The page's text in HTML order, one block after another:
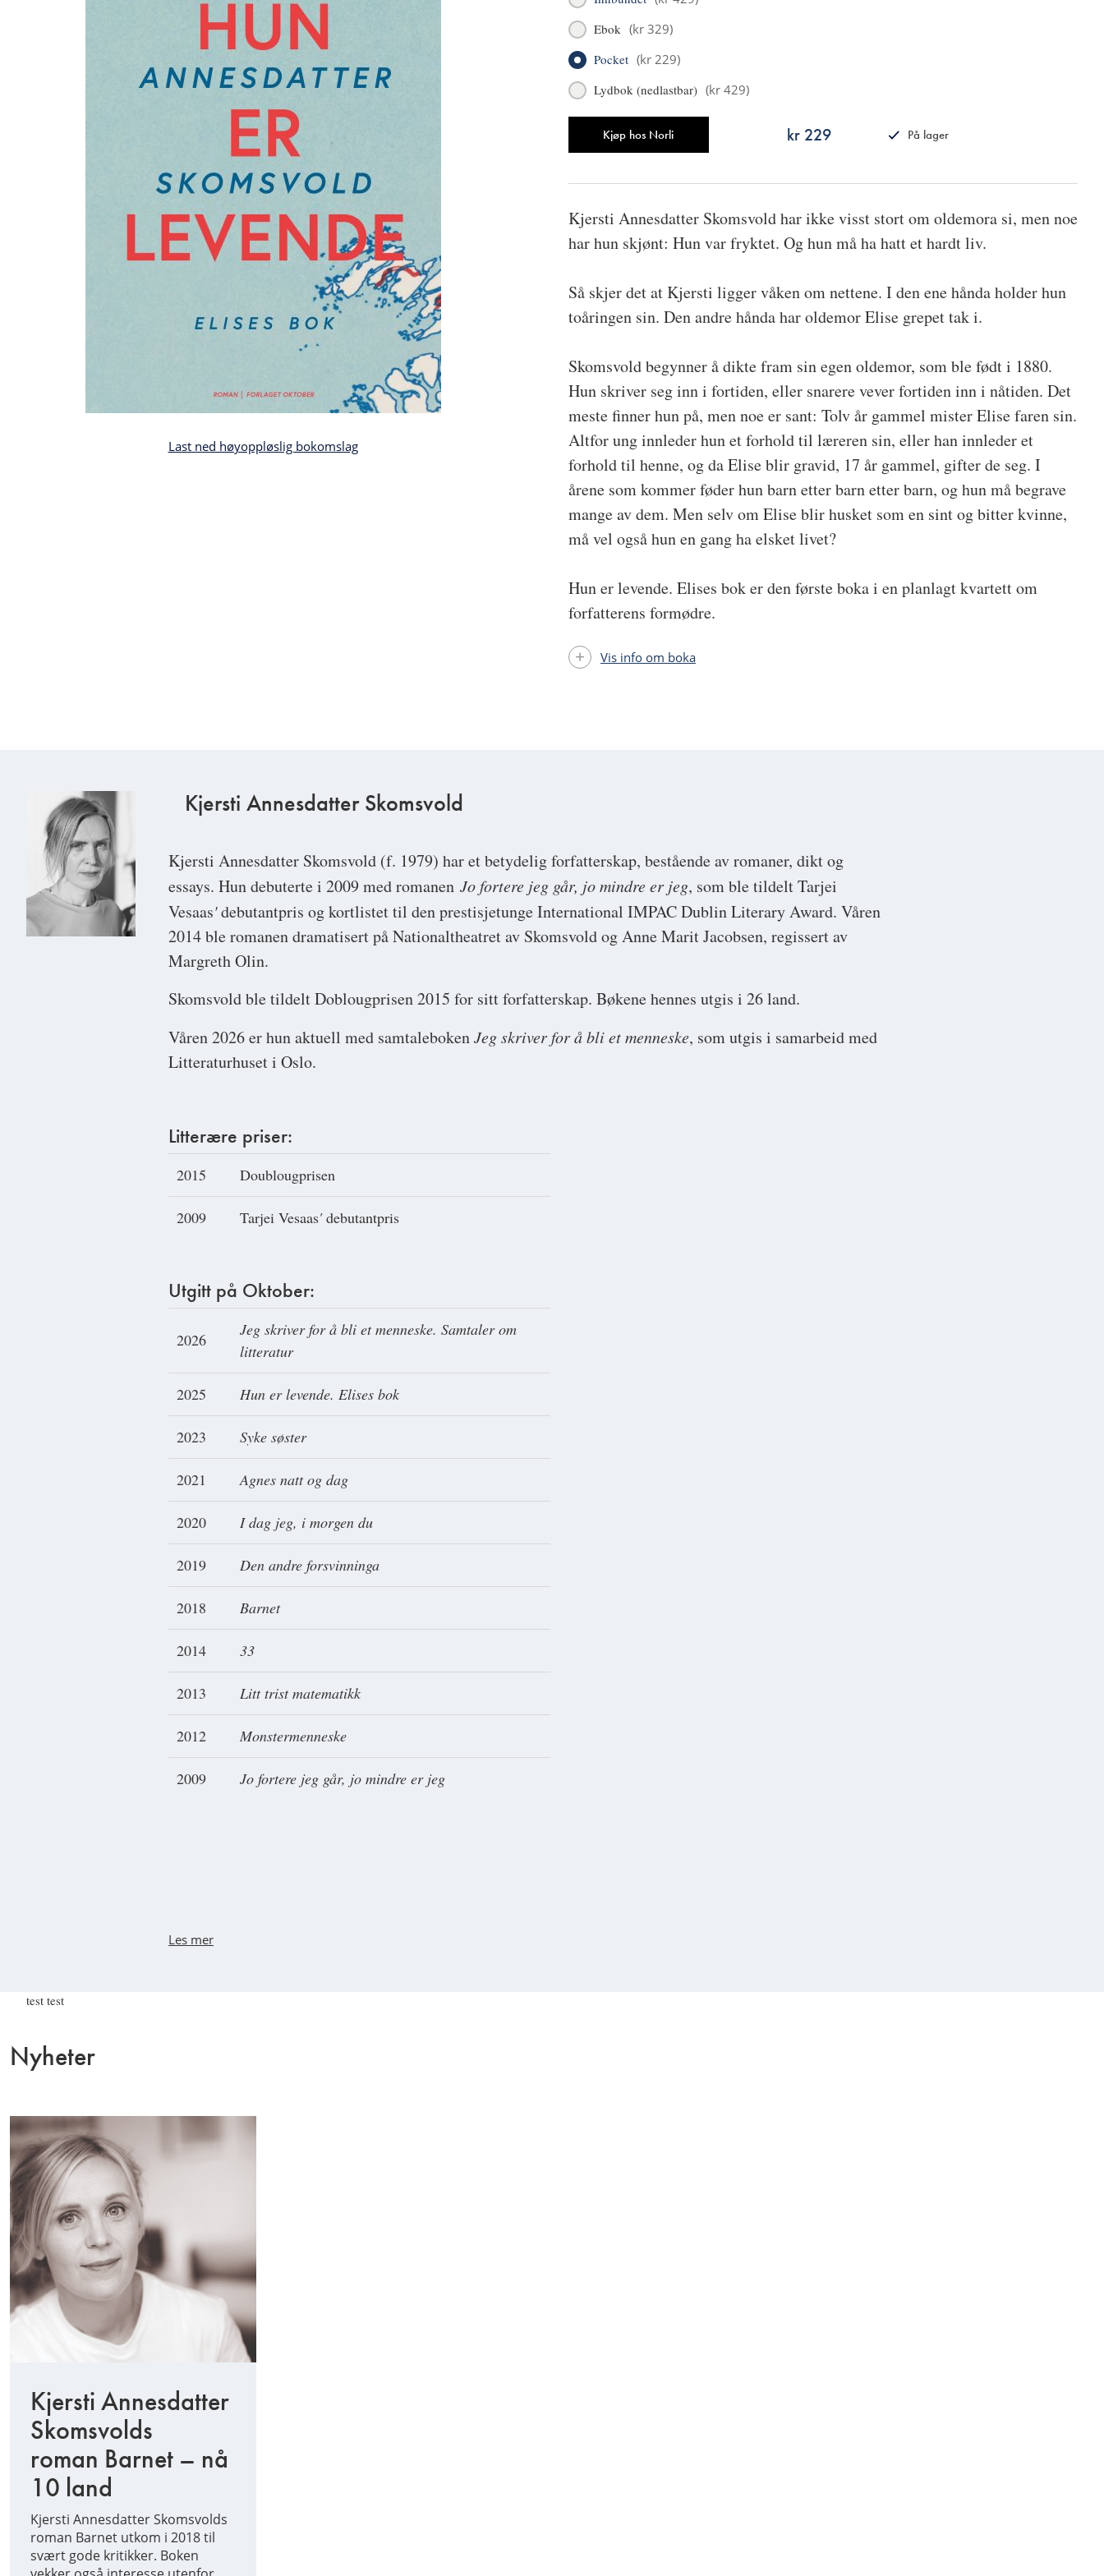
Last ned høyoppløslig bokomslag
Ebok (kr 329)
Pocket (kr 229)
Lydbok (nedlastbar) (kr 429)
Kjøp hos Norli kr 229
På lager
Kjersti Annesdatter Skomsvold har ikke visst stort om oldemora si, men noe
har hun skjønt: Hun var fryktet. Og hun må ha hatt et hardt liv.
Så skjer det at Kjersti ligger våken om nettene. I den ene hånda holder hun
toåringen sin. Den andre hånda har oldemor Elise grepet tak i.
Skomsvold begynner å dikte fram sin egen oldemor, som ble født i 1880.
Hun skriver seg inn i fortiden, eller snarere vever fortiden inn i nåtiden. Det
meste finner hun på, men noe er sant: Tolv år gammel mister Elise faren sin.
Altfor ung innleder hun et forhold til læreren sin, eller han innleder et
forhold til henne, og da Elise blir gravid, 17 år gammel, gifter de seg. I
årene som kommer føder hun barn etter barn etter barn, og hun må begrave
mange av dem. Men selv om Elise blir husket som en sint og bitter kvinne,
må vel også hun en gang ha elsket livet?
Hun er levende. Elises bok er den første boka i en planlagt kvartett om
forfatterens formødre.
Vis info om boka
Kjersti Annesdatter Skomsvold
Kjersti Annesdatter Skomsvold (f. 1979) har et betydelig forfatterskap, bestående av romaner, dikt og
essays. Hun debuterte i 2009 med romanen Jo fortere jeg går, jo mindre er jeg, som ble tildelt Tarjei
Vesaas'debutantpris og kortlistet til den prestisjetunge International IMPAC Dublin Literary Award. Våren
2014 ble romanen dramatisert på Nationaltheatret av Skomsvold og Anne Marit Jacobsen, regissert av
Margreth Olin.
Skomsvold ble tildelt Doblougprisen 2015 for sitt forfatterskap. Bøkene hennes utgis i 26 land.
Våren 2026 er hun aktuell med samtalebokenJeg skriver for å bli et menneske, som utgis i samarbeid med
Litteraturhuset i Oslo.
Litterære priser:
2015 Doublougprisen
2009 Tarjei Vesaas'debutantpris
Utgitt på Oktober:
2026
Jeg skriver for å bli et menneske. Samtaler om
litteratur
2025 Hun er levende. Elises bok
2023 Syke søster
2021 Agnes natt og dag
2020 I dag jeg, i morgen du
2019 Den andre forsvinninga
2018 Barnet
2014 33
2013 Litt trist matematikk
2012 Monstermenneske
2009 Jo fortere jeg går, jo mindre er jeg
Les mer
test test
Nyheter
Kjersti Annesdatter
Skomsvolds
roman Barnet – nå
10 land
Kjersti Annesdatter Skomsvolds
roman Barnet utkom i 2018 til
svært gode kritikker. Boken